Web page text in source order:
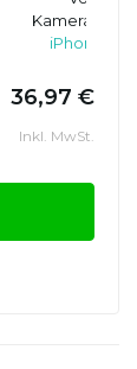
iPhone 16
36,97 €
Inkl. MwSt.